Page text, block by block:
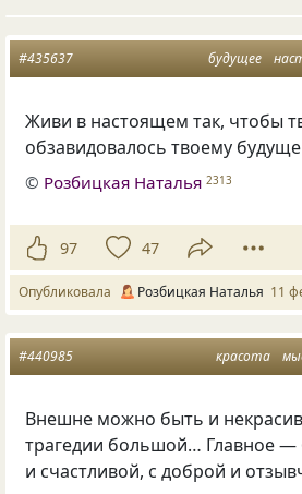
будущее
#435637
Живи в настоящем так, чтобы
обзавидовалось твоему
© Розбицкая Наталья 2313
97 47
Опубликовала Розбицкая Наталья 11
красота
#440985
Внешне можно быть и
трагедии большой… Главное
и счастливой, с доброй и